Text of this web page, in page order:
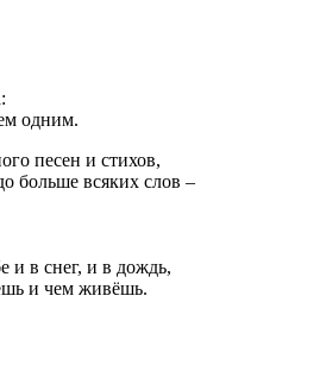
одним.
песен и стихов,
больше всяких слов –
и в снег, и в дождь,
и чем живёшь.